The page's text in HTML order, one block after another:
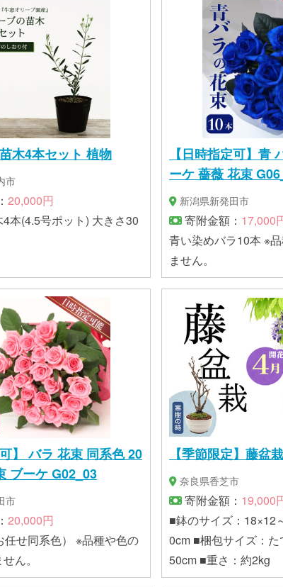
木4本セット 植物
市
20,000円
本(4.5号ポット) 大きさ30
【日時指定可】青
ーケ 薔薇 花束
新潟県新発田市
寄附金額： 17,000
青い染めバラ10本 ※
ません。
可】 バラ 花束 同系色 20
ブーケ G02_03
市
20,000円
任せ同系色） ※品種や色の
ん。
【季節限定】藤盆
奈良県香芝市
寄附金額： 19,000
■鉢のサイズ：18×12～13cm ■
0cm ■梱包サイズ：たて30×よこ40×高さ
50cm ■重さ：約2kg